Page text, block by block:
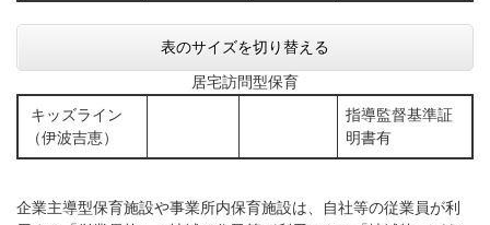
表のサイズを切り替える
居宅訪問型保育
キッズライン
（伊波吉恵）
指導監督基準証
明書有
企業主導型保育施設や事業所内保育施設は、自社等の従業員が利